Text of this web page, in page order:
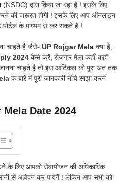
द्वारा किया जा रहा है ! इसके लिए
करने की जरूरत होगी ! इसके लिए आप ऑनलाइन
पोर्टल के माध्यम से कर सकते है !
चाहते है जैसे- UP Rojgar Mela क्या है,
2024 कैसे करें, रोजगार मेला कहाँ-कहाँ
चाहते है तो इस आर्टिकल को पूरा अंत तक
के बारे में पूरी जानकारी नीचे साझा करने
Mela Date 2024
के लिए आपको सेवायोजन की अधिकारिक
से आवेदन कर पायेगें ! लेकिन आप सभी को